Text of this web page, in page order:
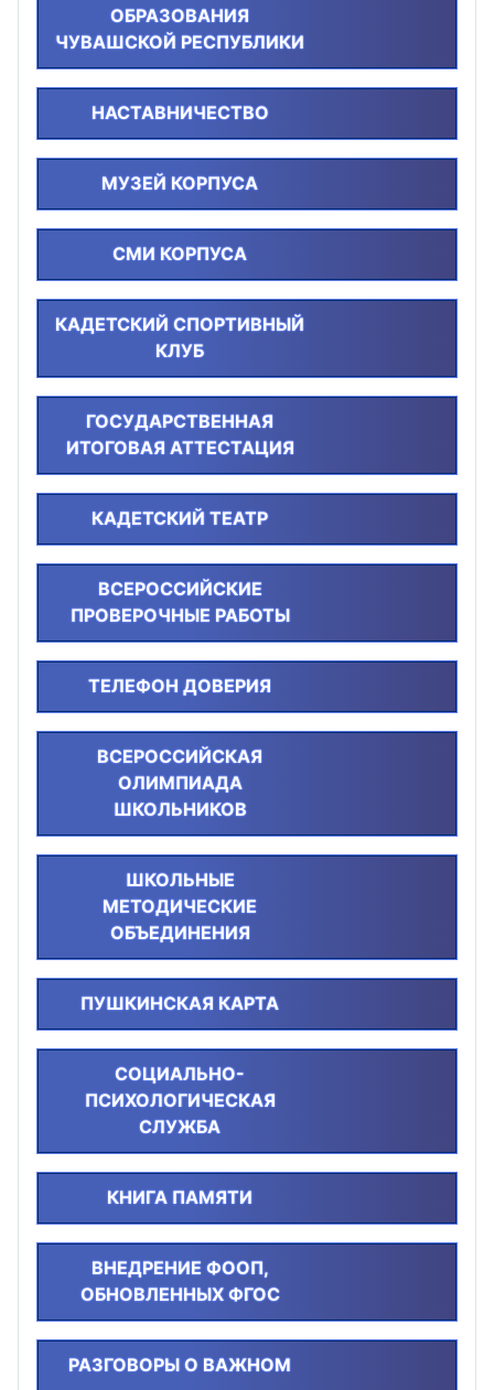
ОБРАЗОВАНИЯ
ЧУВАШСКОЙ РЕСПУБЛИКИ
НАСТАВНИЧЕСТВО
МУЗЕЙ КОРПУСА
СМИ КОРПУСА
КАДЕТСКИЙ СПОРТИВНЫЙ
КЛУБ
ГОСУДАРСТВЕННАЯ
ИТОГОВАЯ АТТЕСТАЦИЯ
КАДЕТСКИЙ ТЕАТР
ВСЕРОССИЙСКИЕ
ПРОВЕРОЧНЫЕ РАБОТЫ
ТЕЛЕФОН ДОВЕРИЯ
ВСЕРОССИЙСКАЯ
ОЛИМПИАДА
ШКОЛЬНИКОВ
ШКОЛЬНЫЕ
МЕТОДИЧЕСКИЕ
ОБЪЕДИНЕНИЯ
ПУШКИНСКАЯ КАРТА
СОЦИАЛЬНО-
ПСИХОЛОГИЧЕСКАЯ
СЛУЖБА
КНИГА ПАМЯТИ
ВНЕДРЕНИЕ ФООП,
ОБНОВЛЕННЫХ ФГОС
РАЗГОВОРЫ О ВАЖНОМ